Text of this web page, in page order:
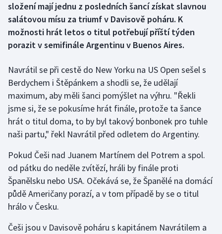
Box
Curling
Florbal
Futsal
Golf
Gymnastika
Házená
Jezdectví
Judo
složení mají jednu z posledních šancí získat slavnou
salátovou mísu za triumf v Davisově poháru. K
možnosti hrát letos o titul potřebují příští týden
porazit v semifinále Argentinu v Buenos Aires.
Navrátil se při cestě do New Yorku na US Open sešel s
Berdychem i Štěpánkem a shodli se, že udělají
maximum, aby měli šanci pomýšlet na výhru. "Řekli
jsme si, že se pokusíme hrát finále, protože ta šance
hrát o titul doma, to by byl takový bonbonek pro tuhle
naši partu," řekl Navrátil před odletem do Argentiny.
Pokud Češi nad Juanem Martínem del Potrem a spol.
od pátku do neděle zvítězí, hráli by finále proti
Španělsku nebo USA. Očekává se, že Španělé na domácí
půdě Američany porazí, a v tom případě by se o titul
hrálo v Česku.
Češi jsou v Davisově poháru s kapitánem Navrátilem a